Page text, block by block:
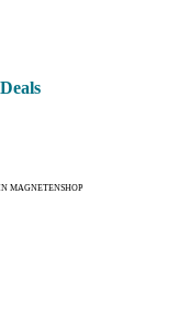
MAGNETENSHOP